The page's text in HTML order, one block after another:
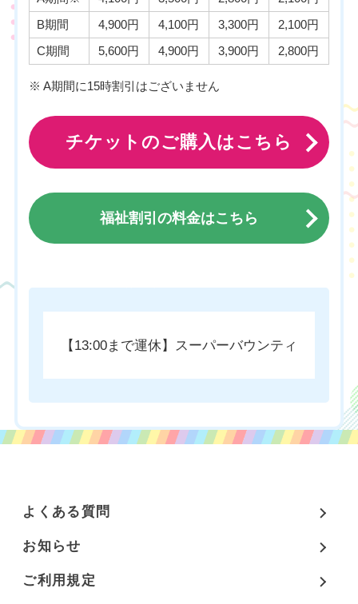
B期間
4,900円 4,100円 3,300円
2,100円
C期間
5,600円 4,900円 3,900円 2,800円
※ A期間に15時割引はございません
チケットのご購入はこちら
福祉割引の料金はこちら
【13:00まで運休】スーパーバウンティ
よくある質問
お知らせ
ご利用規定